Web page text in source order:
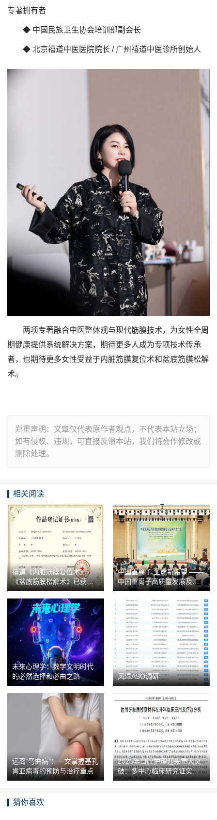
专著拥有者
◆ 中国民族卫生协会培训部副会长
◆ 北京禧道中医医院院长 / 广州禧道中医诊所创始人
两项专著融合中医整体观与现代筋膜技术，为女性全周
期健康提供系统解决方案，期待更多人成为专项技术传承
者，也期待更多女性受益于内脏筋膜复位术和盆底筋膜松解
术。
郑重声明：文章仅代表原作者观点，不代表本站立场；
如有侵权、违规，可直接反馈本站，我们将会作修改或
删除处理。
相关阅读
禧道《内脏筋膜复位术》
《盆底筋膜松解术》已获国
家版权局作品登记认证
中国重离子 生命新希望 ——
中国重离子高质量发展及绿
色就医模式推介会在黑龙江
哈尔滨成功召开
未来心理学：数字文明时代
的必然选择和必由之路
风湿ASO调研
远离“弯曲病”：一文掌握基孔
肯亚病毒的预防与治疗重点
2025年口腔护理迎来重大突
破：多中心临床研究证实，
重新定义牙膏新标准！
猜你喜欢